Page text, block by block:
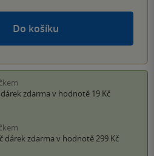
Do košíku
dárek zdarma v hodnotě 19 Kč
dárek zdarma v hodnotě 299 Kč